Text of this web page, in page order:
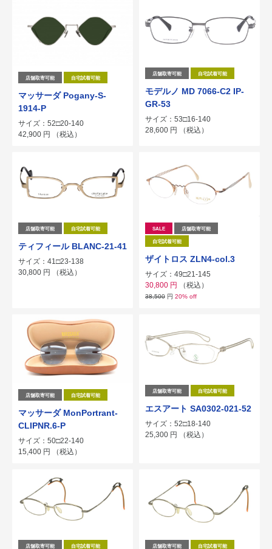
店舗取寄可能 自宅試着可能
マッサーダ Pogany-S-
1914-P
サイズ：52□20-140
42,900 円 （税込）
店舗取寄可能 自宅試着可能
モデルノ MD 7066-C2 IP-
GR-53
サイズ：53□16-140
28,600 円 （税込）
店舗取寄可能 自宅試着可能
ティフィール BLANC-21-41
サイズ：41□23-138
30,800 円 （税込）
SALE 店舗取寄可能
自宅試着可能
ザイトロス ZLN4-col.3
サイズ：49□21-145
30,800 円 （税込）
38,500 円 20% off
店舗取寄可能 自宅試着可能
マッサーダ MonPortrant-
CLIPNR.6-P
サイズ：50□22-140
15,400 円 （税込）
店舗取寄可能 自宅試着可能
エスアート SA0302-021-52
サイズ：52□18-140
25,300 円 （税込）
店舗取寄可能 自宅試着可能 店舗取寄可能 自宅試着可能